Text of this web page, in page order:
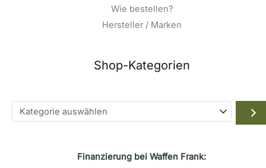
Wie bestellen?
Hersteller / Marken
Shop-Kategorien
Kategorie
auswählen
Finanzierung bei Waffen Frank: